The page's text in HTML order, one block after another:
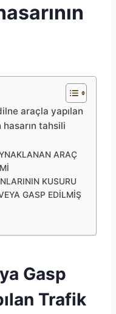
araçla yapılan
tahsili
ARAÇ
KUSURU
GASP EDİLMİŞ
Gasp
Trafik